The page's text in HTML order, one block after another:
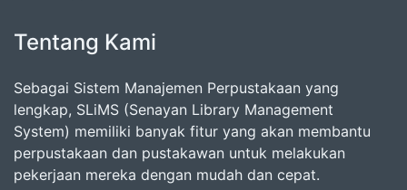
Tentang Kami
Sebagai Sistem Manajemen Perpustakaan yang
lengkap, SLiMS (Senayan Library Management
System) memiliki banyak fitur yang akan membantu
perpustakaan dan pustakawan untuk melakukan
pekerjaan mereka dengan mudah dan cepat.